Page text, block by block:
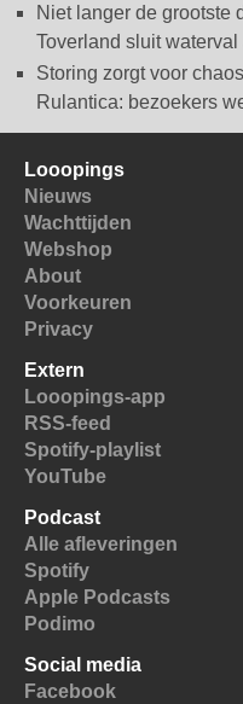
Niet langer de grootste
Toverland sluit waterval
Storing zorgt voor
Rulantica: bezoekers
Looopings
Nieuws
Wachttijden
Webshop
About
Voorkeuren
Privacy
Extern
Looopings-app
RSS-feed
Spotify-playlist
YouTube
Podcast
Alle afleveringen
Spotify
Apple Podcasts
Podimo
Social media
Facebook